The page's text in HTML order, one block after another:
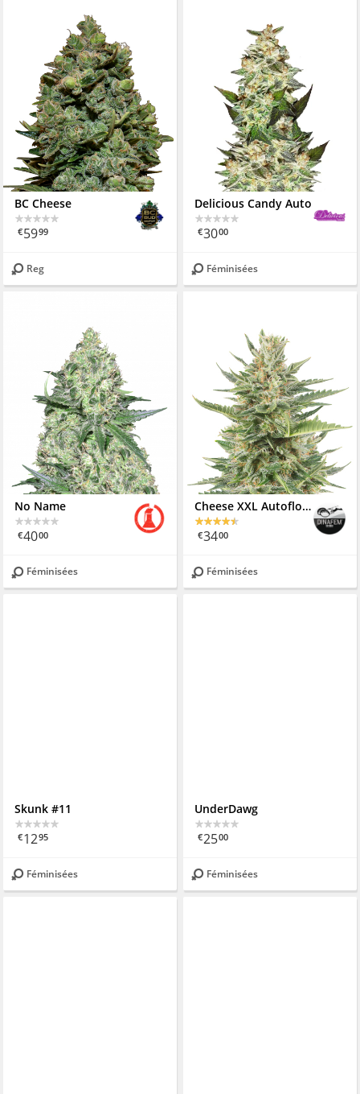
BC Cheese
€5999
Reg
Delicious Candy Auto
€3000
Féminisées
No Name
€4000
Féminisées
Cheese XXL Autoflowering
€3400
Féminisées
Skunk #11
€1295
Féminisées
UnderDawg
€2500
Féminisées